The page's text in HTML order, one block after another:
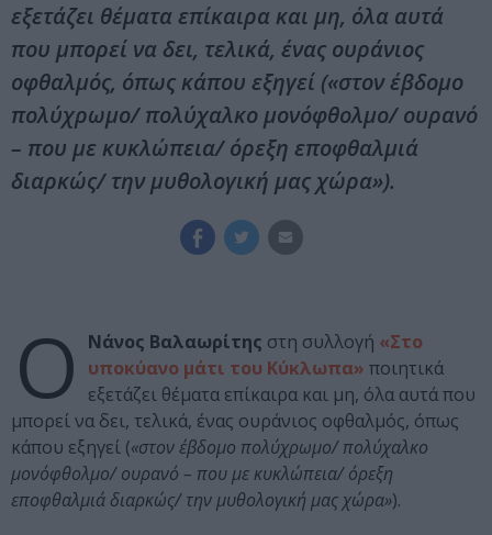
εξετάζει θέματα επίκαιρα και μη, όλα αυτά
που μπορεί να δει, τελικά, ένας ουράνιος
οφθαλμός, όπως κάπου εξηγεί («στον έβδομο
πολύχρωμο/ πολύχαλκο μονόφθολμο/ ουρανό
– που με κυκλώπεια/ όρεξη εποφθαλμιά
διαρκώς/ την μυθολογική μας χώρα»).
Ο Νάνος Βαλαωρίτης στη συλλογή «Στο
υποκύανο μάτι του Κύκλωπα» ποιητικά
εξετάζει θέματα επίκαιρα και μη, όλα αυτά που
μπορεί να δει, τελικά, ένας ουράνιος οφθαλμός, όπως
κάπου εξηγεί («στον έβδομο πολύχρωμο/ πολύχαλκο
μονόφθολμο/ ουρανό – που με κυκλώπεια/ όρεξη
εποφθαλμιά διαρκώς/ την μυθολογική μας χώρα»).